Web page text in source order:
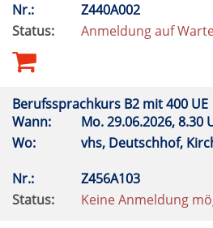
Nr.:
Z440A002
Status:
Anmeldung auf
Berufssprachkurs B2 mit 400 UE
Wann:
Mo.29.06.2026, 8.30
Wo:
vhs, Deutschhof,
Nr.:
Z456A103
Status:
Keine Anmeldung